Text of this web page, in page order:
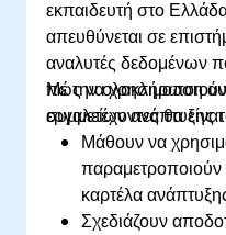
εκπαιδευτή στο
απευθύνεται σε
αναλυτές δεδομένων
πώς να
εργαλείων
Με την ολοκλήρωση
συμμετέχοντες θα
Μάθουν να
παραμετροποιούν
καρτέλα
Σχεδιάζουν